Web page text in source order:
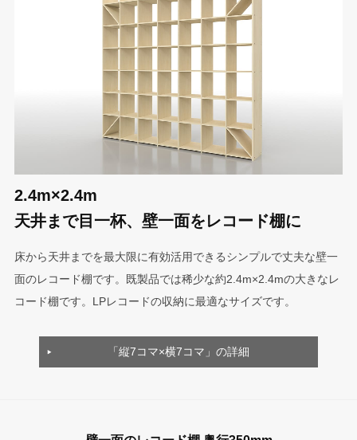
2.4m×2.4m
天井まで目一杯、壁一面をレコード棚に
床から天井までを最大限に有効活用できるシンプルで丈夫な壁一
面のレコード棚です。既製品では稀少な約2.4m×2.4mの大きなレ
コード棚です。LPレコードの収納に最適なサイズです。
「縦7コマ×横7コマ」の詳細